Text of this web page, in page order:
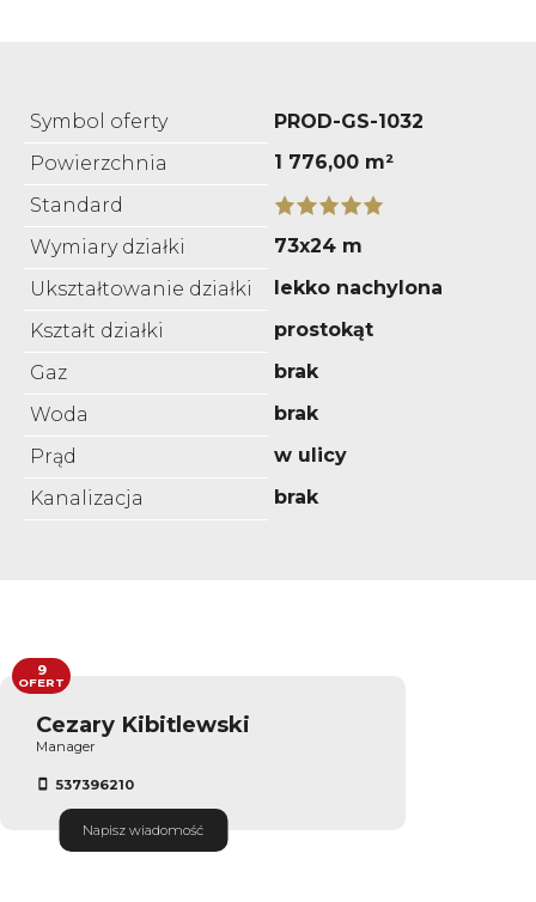
Symbol oferty
PROD-GS-1032
Powierzchnia
1 776,00 m²
Standard
Wymiary działki
73x24 m
Ukształtowanie działki
lekko nachylona
Kształt działki
prostokąt
Gaz
brak
Woda
brak
Prąd
w ulicy
Kanalizacja
brak
Cezary Kibitlewski
Manager
537396210
Napisz wiadomość
9
OFERT